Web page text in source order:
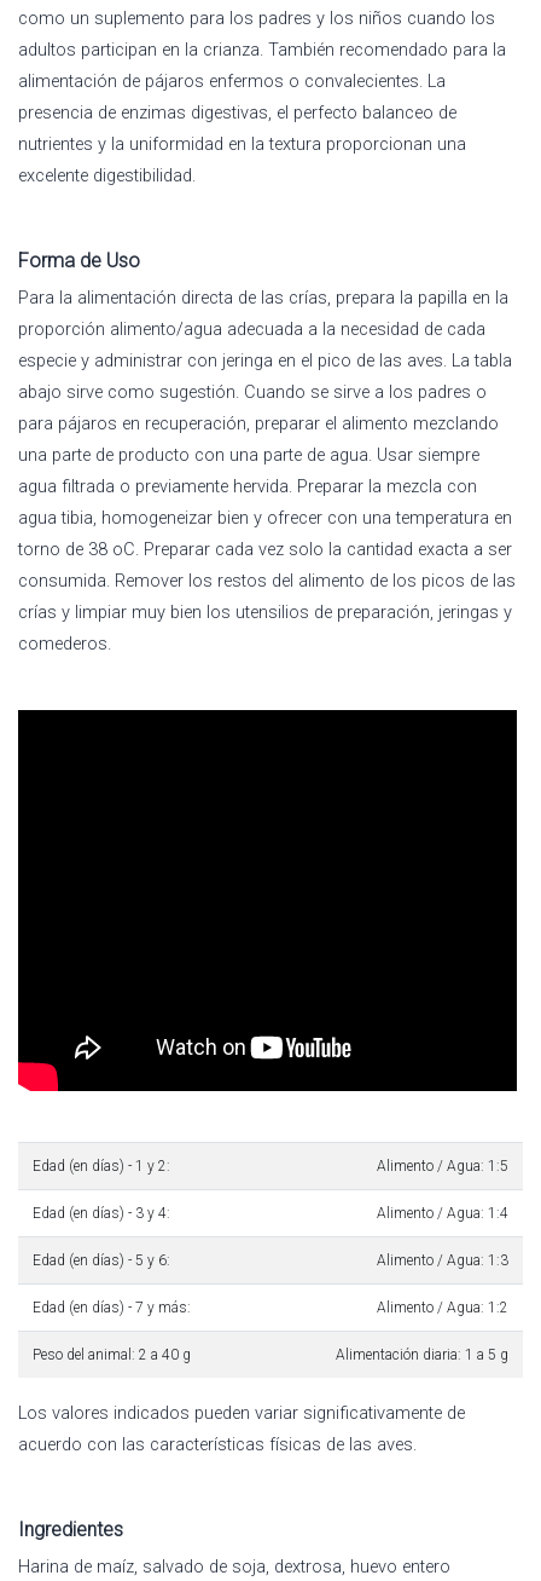
como un suplemento para los padres y los niños cuando los
adultos participan en la crianza. También recomendado para la
alimentación de pájaros enfermos o convalecientes. La
presencia de enzimas digestivas, el perfecto balanceo de
nutrientes y la uniformidad en la textura proporcionan una
excelente digestibilidad.
Forma de Uso
Para la alimentación directa de las crías, prepara la papilla en la
proporción alimento/agua adecuada a la necesidad de cada
especie y administrar con jeringa en el pico de las aves. La tabla
abajo sirve como sugestión. Cuando se sirve a los padres o
para pájaros en recuperación, preparar el alimento mezclando
una parte de producto con una parte de agua. Usar siempre
agua filtrada o previamente hervida. Preparar la mezcla con
agua tibia, homogeneizar bien y ofrecer con una temperatura en
torno de 38 oC. Preparar cada vez solo la cantidad exacta a ser
consumida. Remover los restos del alimento de los picos de las
crías y limpiar muy bien los utensilios de preparación, jeringas y
comederos.
Edad (en días) - 1 y 2: Alimento / Agua: 1:5
Edad (en días) - 3 y 4: Alimento / Agua: 1:4
Edad (en días) - 5 y 6: Alimento / Agua: 1:3
Edad (en días) - 7 y más: Alimento / Agua: 1:2
Peso del animal: 2 a 40 g Alimentación diaria: 1 a 5 g
Los valores indicados pueden variar significativamente de
acuerdo con las características físicas de las aves.
Ingredientes
Harina de maíz, salvado de soja, dextrosa, huevo entero